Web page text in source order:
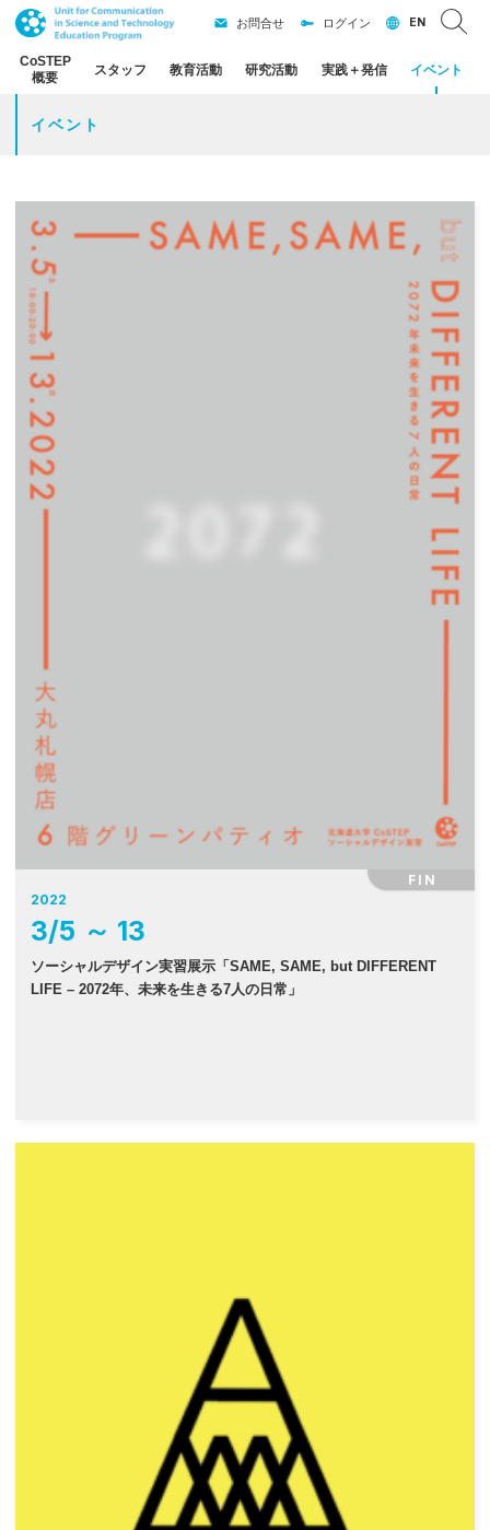
CoSTEP
概要
スタッフ 教育活動 研究活動 実践＋発信 イベント
お問合せ ログイン EN
イベント
FIN
2022
3/5 ～ 13
ソーシャルデザイン実習展示「SAME, SAME, but DIFFERENT
LIFE – 2072年、未来を生きる7人の日常」